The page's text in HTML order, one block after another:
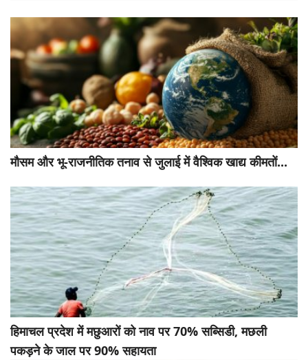
मौसम और भू-राजनीतिक तनाव से जुलाई में वैश्विक खाद्य कीमतों...
हिमाचल प्रदेश में मछुआरों को नाव पर 70% सब्सिडी, मछली
पकड़ने के जाल पर 90% सहायता